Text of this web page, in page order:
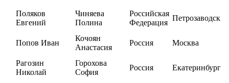
Поляков
Евгений
Чиняева
Полина
Российская
Федерация
Петрозаводск
Попов Иван
Кочоян
Анастасия
Россия Москва
Рагозин
Николай
Горохова
София
Россия Екатеринбург